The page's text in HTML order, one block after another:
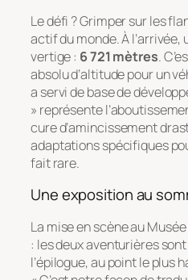
Le défi ? Grimper sur les
actif du monde. À
vertige : 6 721 mètres.
absolu d’altitude pour un
a servi de base de
» représente
cure d’amincissement
adaptations spécifiques
fait rare.
Une exposition au
La mise en scène au
: les deux aventurières
l’épilogue, au point le plus